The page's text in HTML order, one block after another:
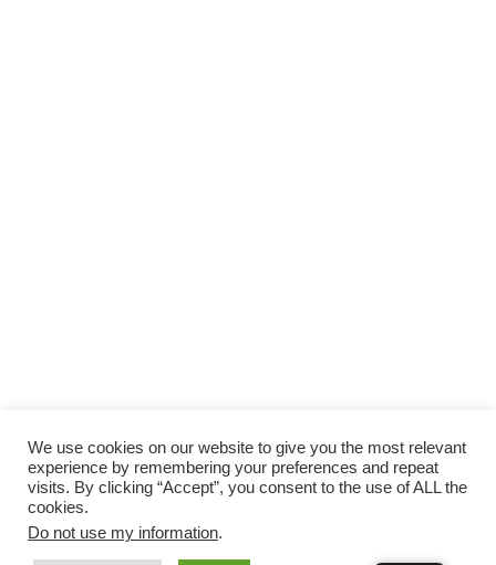
We use cookies on our website to give you the most relevant
experience by remembering your preferences and repeat
visits. By clicking “Accept”, you consent to the use of ALL the
cookies.
Do not use my information.